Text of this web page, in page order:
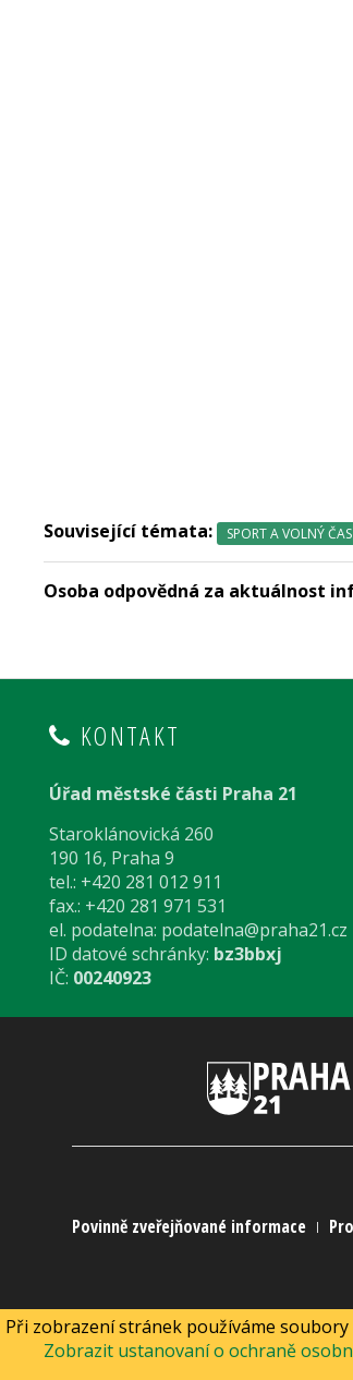
Související témata: SPORT A VOLNÝ ČAS
Osoba odpovědná za aktuálnost
KONTAKT
Úřad městské části Praha 21
Staroklánovická 260
190 16, Praha 9
tel.: +420 281 012 911
fax.: +420 281 971 531
el. podatelna: podatelna@praha21.cz
ID datové schránky: bz3bbxj
IČ: 00240923
Povinně zveřejňované informace
Při zobrazení stránek používáme
Zobrazit ustanovaní o ochraně